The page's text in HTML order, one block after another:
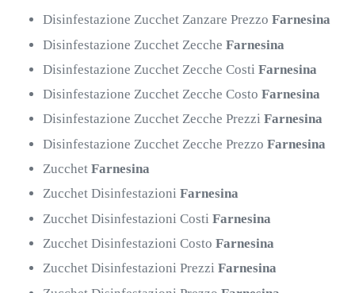
Disinfestazione Zucchet Zanzare PrezzoFarnesina
Disinfestazione Zucchet ZeccheFarnesina
Disinfestazione Zucchet Zecche CostiFarnesina
Disinfestazione Zucchet Zecche CostoFarnesina
Disinfestazione Zucchet Zecche PrezziFarnesina
Disinfestazione Zucchet Zecche PrezzoFarnesina
ZucchetFarnesina
Zucchet DisinfestazioniFarnesina
Zucchet Disinfestazioni CostiFarnesina
Zucchet Disinfestazioni CostoFarnesina
Zucchet Disinfestazioni PrezziFarnesina